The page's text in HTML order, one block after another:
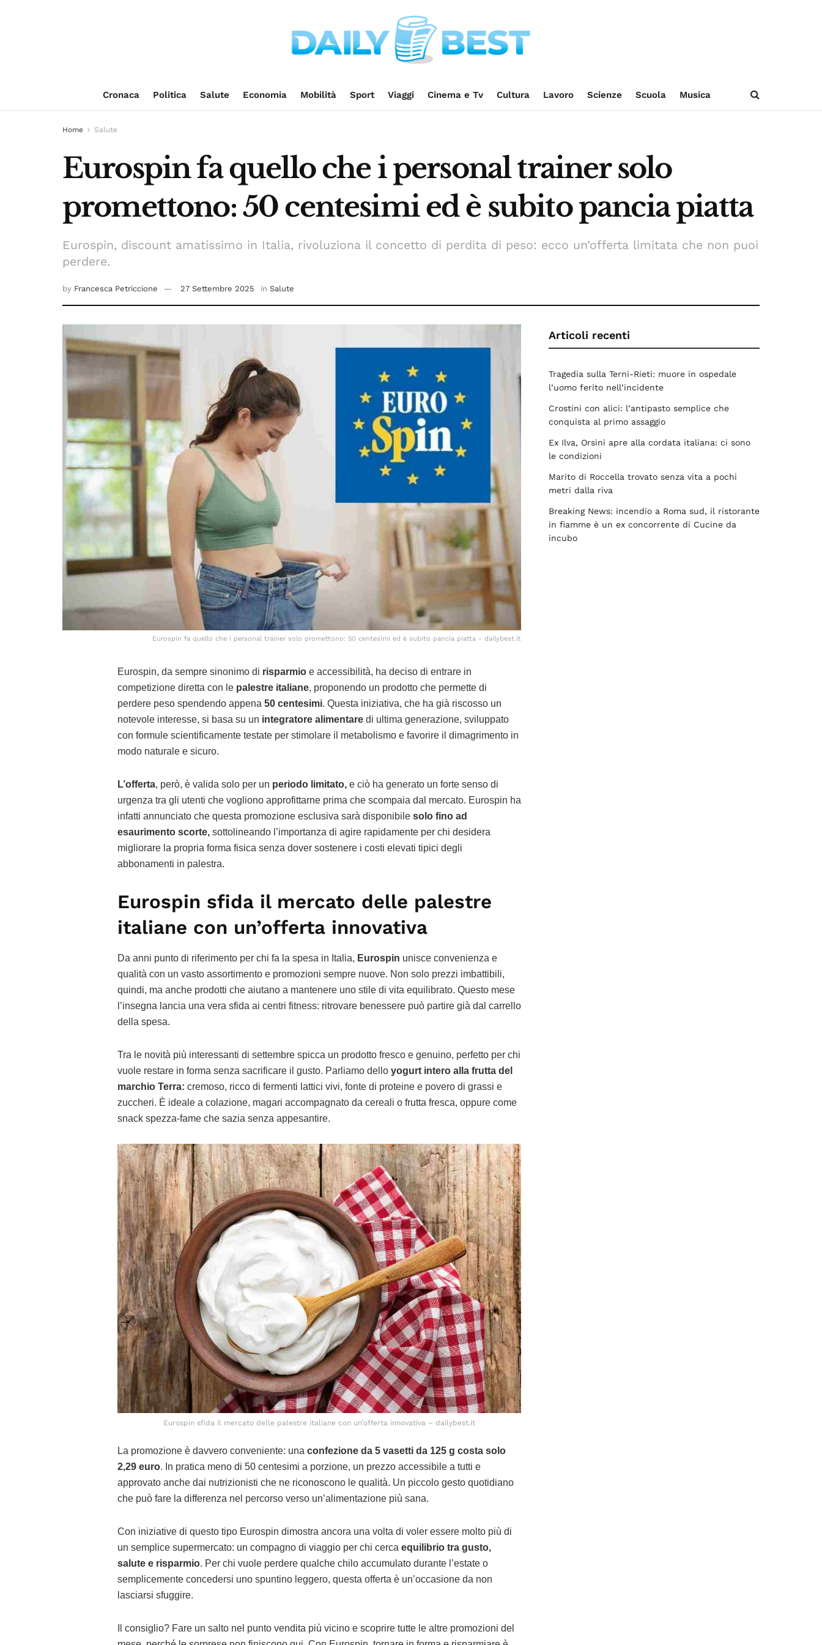
Cronaca Politica Salute Economia Mobilità Sport Viaggi Cinema e Tv Cultura Lavoro Scienze Scuola Musica
Home Salute
Eurospin fa quello che i personal trainer solo
promettono: 50 centesimi ed è subito pancia piatta
Eurospin, discount amatissimo in Italia, rivoluziona il concetto di perdita di peso: ecco un’offerta limitata che non puoi
perdere.
by Francesca Petriccione 27 Settembre 2025 in Salute
Eurospin fa quello che i personal trainer solo promettono: 50 centesimi ed è subito pancia piatta - dailybest.it
Eurospin, da sempre sinonimo di risparmio e accessibilità, ha deciso di entrare in
competizione diretta con le palestre italiane, proponendo un prodotto che permette di
perdere peso spendendo appena 50 centesimi. Questa iniziativa, che ha già riscosso un
notevole interesse, si basa su un integratore alimentare di ultima generazione, sviluppato
con formule scientificamente testate per stimolare il metabolismo e favorire il dimagrimento in
modo naturale e sicuro.
L’offerta, però, è valida solo per un periodo limitato, e ciò ha generato un forte senso di
urgenza tra gli utenti che vogliono approfittarne prima che scompaia dal mercato. Eurospin ha
infatti annunciato che questa promozione esclusiva sarà disponibile solo fino ad
esaurimento scorte, sottolineando l’importanza di agire rapidamente per chi desidera
migliorare la propria forma fisica senza dover sostenere i costi elevati tipici degli
abbonamenti in palestra.
Eurospin sfida il mercato delle palestre
italiane con un’offerta innovativa
Da anni punto di riferimento per chi fa la spesa in Italia, Eurospin unisce convenienza e
qualità con un vasto assortimento e promozioni sempre nuove. Non solo prezzi imbattibili,
quindi, ma anche prodotti che aiutano a mantenere uno stile di vita equilibrato. Questo mese
l’insegna lancia una vera sfida ai centri fitness: ritrovare benessere può partire già dal carrello
della spesa.
Tra le novità più interessanti di settembre spicca un prodotto fresco e genuino, perfetto per chi
vuole restare in forma senza sacrificare il gusto. Parliamo dello yogurt intero alla frutta del
marchio Terra: cremoso, ricco di fermenti lattici vivi, fonte di proteine ​​e povero di grassi e
zuccheri. È ideale a colazione, magari accompagnato da cereali o frutta fresca, oppure come
snack spezza-fame che sazia senza appesantire.
Eurospin sfida il mercato delle palestre italiane con un’offerta innovativa – dailybest.it
La promozione è davvero conveniente: una confezione da 5 vasetti da 125 g costa solo
2,29 euro. In pratica meno di 50 centesimi a porzione, un prezzo accessibile a tutti e
approvato anche dai nutrizionisti che ne riconoscono le qualità. Un piccolo gesto quotidiano
che può fare la differenza nel percorso verso un’alimentazione più sana.
Con iniziative di questo tipo Eurospin dimostra ancora una volta di voler essere molto più di
un semplice supermercato: un compagno di viaggio per chi cerca equilibrio tra gusto,
salute e risparmio. Per chi vuole perdere qualche chilo accumulato durante l’estate o
semplicemente concedersi uno spuntino leggero, questa offerta è un’occasione da non
lasciarsi sfuggire.
Il consiglio? Fare un salto nel punto vendita più vicino e scoprire tutte le altre promozioni del
Articoli recenti
Tragedia sulla Terni-Rieti: muore in ospedale
l’uomo ferito nell’incidente
Crostini con alici: l’antipasto semplice che
conquista al primo assaggio
Ex Ilva, Orsini apre alla cordata italiana: ci sono
le condizioni
Marito di Roccella trovato senza vita a pochi
metri dalla riva
Breaking News: incendio a Roma sud, il ristorante
in fiamme è un ex concorrente di Cucine da
incubo